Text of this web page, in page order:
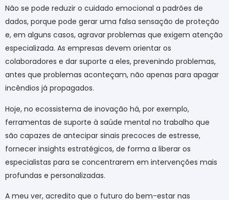
Não se pode reduzir o cuidado emocional a padrões de
dados, porque pode gerar uma falsa sensação de proteção
e, em alguns casos, agravar problemas que exigem atenção
especializada. As empresas devem orientar os
colaboradores e dar suporte a eles, prevenindo problemas,
antes que problemas aconteçam, não apenas para apagar
incêndios já propagados.
Hoje, no ecossistema de inovação há, por exemplo,
ferramentas de suporte à saúde mental no trabalho que
são capazes de antecipar sinais precoces de estresse,
fornecer insights estratégicos, de forma a liberar os
especialistas para se concentrarem em intervenções mais
profundas e personalizadas.
A meu ver, acredito que o futuro do bem-estar nas